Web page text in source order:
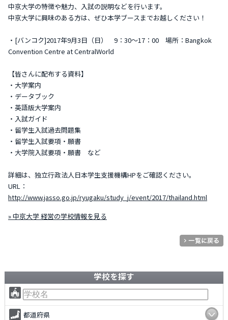
中京大学の特徴や魅力、入試の説明などを行います。
中京大学に興味のある方は、ぜひ本学ブースまでお越しください！
・[バンコク]2017年9月3日（日） 9：30～17：00 場所：Bangkok
Convention Centre at CentralWorld
【皆さんに配布する資料】
・大学案内
・データブック
・英語版大学案内
・入試ガイド
・留学生入試過去問題集
・留学生入試要項・願書
・大学院入試要項・願書 など
詳細は、独立行政法人日本学生支援機構HPをご確認ください。
URL：
http://www.jasso.go.jp/ryugaku/study_j/event/2017/thailand.html
» 中京大学 経営の学校情報を見る
学校を探す
都道府県